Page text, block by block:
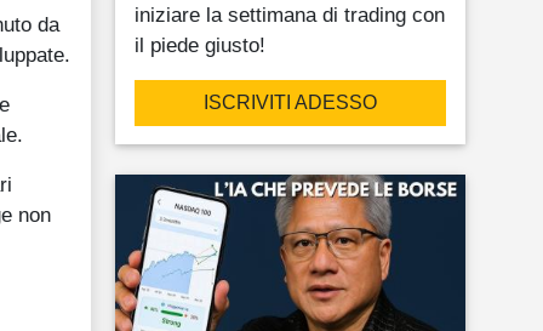
da
non
iniziare la settimana di trading con
il piede giusto!
ISCRIVITI ADESSO